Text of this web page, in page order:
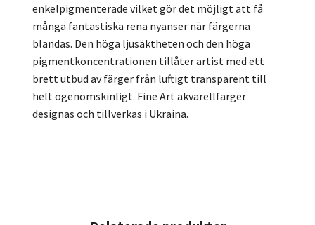
enkelpigmenterade vilket gör det möjligt att få
många fantastiska rena nyanser när färgerna
blandas. Den höga ljusäktheten och den höga
pigmentkoncentrationen tillåter artist med ett
brett utbud av färger från luftigt transparent till
helt ogenomskinligt. Fine Art akvarellfärger
designas och tillverkas i Ukraina.